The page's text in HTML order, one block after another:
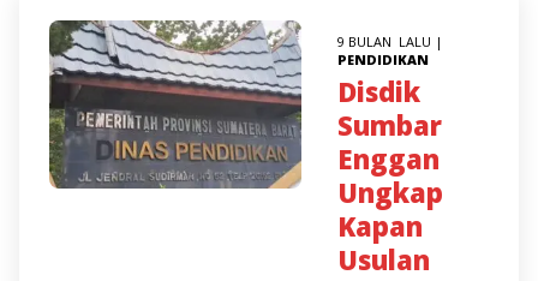
9 BULAN LALU |
PENDIDIKAN
Disdik
Sumbar
Enggan
Ungkap
Kapan
Usulan